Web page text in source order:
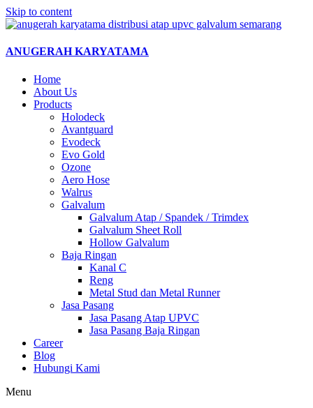
Skip to content
ANUGERAH KARYATAMA
Home
About Us
Products
Holodeck
Avantguard
Evodeck
Evo Gold
Ozone
Aero Hose
Walrus
Galvalum
Galvalum Atap / Spandek / Trimdex
Galvalum Sheet Roll
Hollow Galvalum
Baja Ringan
Kanal C
Reng
Metal Stud dan Metal Runner
Jasa Pasang
Jasa Pasang Atap UPVC
Jasa Pasang Baja Ringan
Career
Blog
Hubungi Kami
Menu